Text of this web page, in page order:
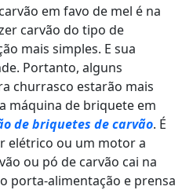
em favo de mel é na
carvão do tipo de
mais simples. E sua
Portanto, alguns
churrasco estarão mais
máquina de briquete em
de briquetes de carvão. É
elétrico ou um motor a
ou pó de carvão cai na
porta-alimentação e prensa